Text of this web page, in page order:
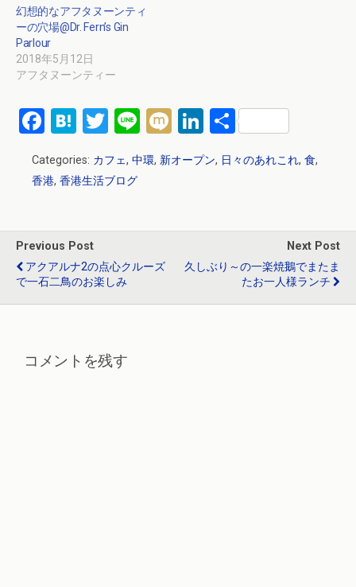
幻想的なアフタヌーンティ
ーの穴場@Dr. Fern’s Gin
Parlour
2018年5月12日
アフタヌーンティー
F
ce
o
o
k
H
e
a
T
tt
Li
e
M Li
n
ke
n
共
Categories: カフェ, 中環, 新オープン, 日々のあれこれ, 食,
香港, 香港生活ブログ
Previous Post
アクアルナ2の点心クルーズ
で一石二鳥のお楽しみ
Next Post
久しぶり～の一楽焼鵝でまたま
たお一人様ランチ
コメントを残す